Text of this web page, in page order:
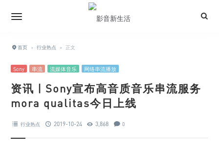
首页 › 行业热点 › 正文
Sony 串流 流媒体音乐 网络串流播放
资讯 | Sony宣布高音质音乐串流服务
mora qualitas今日上线
行业热点 2019-10-24 3,868 0